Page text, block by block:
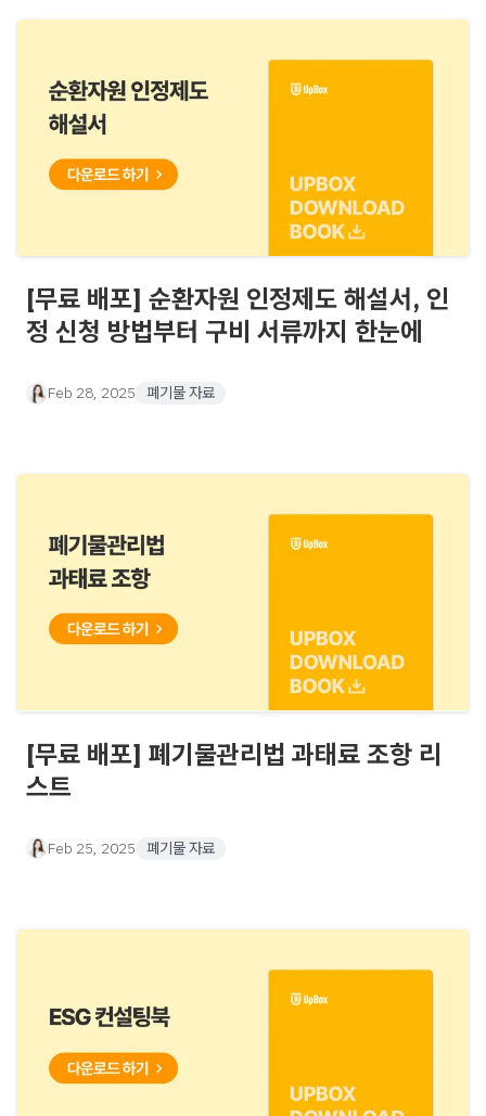
[무료 배포] 순환자원 인정제도 해설서, 인
정 신청 방법부터 구비 서류까지 한눈에
Feb 28, 2025 폐기물 자료
[무료 배포] 폐기물관리법 과태료 조항 리
스트
Feb 25, 2025 폐기물 자료